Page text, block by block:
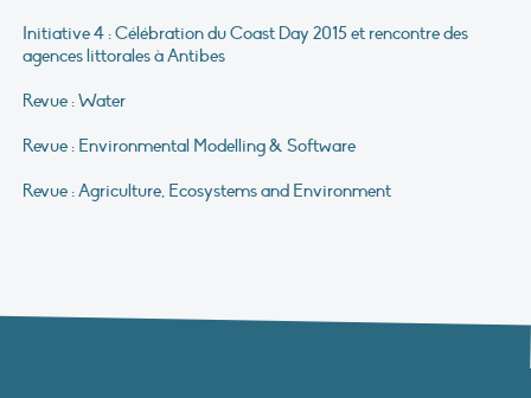
Initiative 4 : Célébration du Coast Day 2015 et rencontre des
agences littorales à Antibes
Revue : Water
Revue : Environmental Modelling & Software
Revue : Agriculture, Ecosystems and Environment